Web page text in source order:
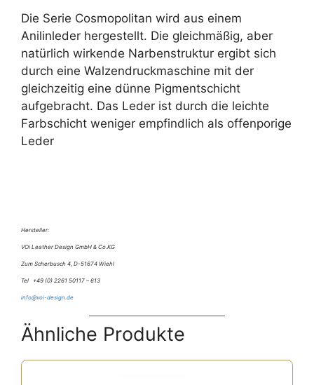
Die Serie Cosmopolitan wird aus einem
Anilinleder hergestellt. Die gleichmäßig, aber
natürlich wirkende Narbenstruktur ergibt sich
durch eine Walzendruckmaschine mit der
gleichzeitig eine dünne Pigmentschicht
aufgebracht. Das Leder ist durch die leichte
Farbschicht weniger empfindlich als offenporige
Leder
Hersteller:
VOi Leather Design GmbH & Co.KG
Zum Scherbusch 4, D-51674 Wiehl
Tel +49 (0) 2261 50117 – 613
info@voi-design.de
Ähnliche Produkte